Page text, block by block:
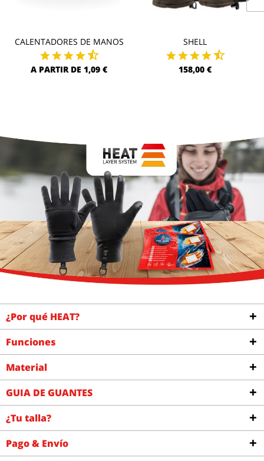
CALENTADORES DE MANOS
A PARTIR DE 1,09 €
SHELL
158,00 €
¿Por qué HEAT?
Funciones
Material
GUIA DE GUANTES
¿Tu talla?
Pago & Envío